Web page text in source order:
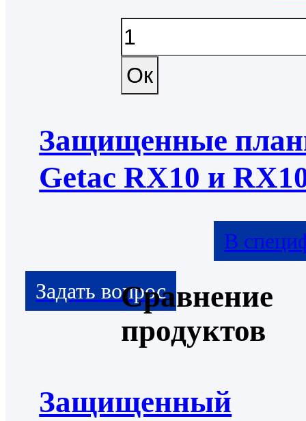
Защищенные
Getac RX10 и
В
Защищенный
Сравнение
продуктов